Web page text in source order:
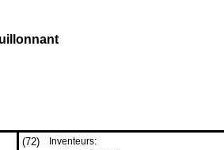
(72)
Inventeurs: